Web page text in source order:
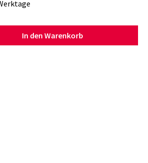
gewünschten Wert ein
In den Warenkorb